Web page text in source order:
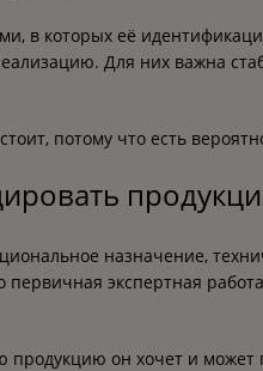
в которых её
Для них важна
потому что есть
назначение,
экспертная
он хочет и может